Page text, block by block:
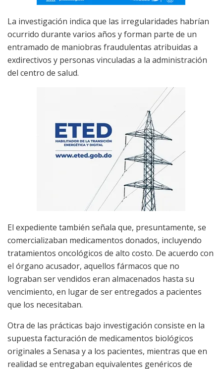
La investigación indica que las irregularidades habrían
ocurrido durante varios años y forman parte de un
entramado de maniobras fraudulentas atribuidas a
exdirectivos y personas vinculadas a la administración
del centro de salud.
El expediente también señala que, presuntamente, se
comercializaban medicamentos donados, incluyendo
tratamientos oncológicos de alto costo. De acuerdo con
el órgano acusador, aquellos fármacos que no
lograban ser vendidos eran almacenados hasta su
vencimiento, en lugar de ser entregados a pacientes
que los necesitaban.
Otra de las prácticas bajo investigación consiste en la
supuesta facturación de medicamentos biológicos
originales a Senasa y a los pacientes, mientras que en
realidad se entregaban equivalentes genéricos de